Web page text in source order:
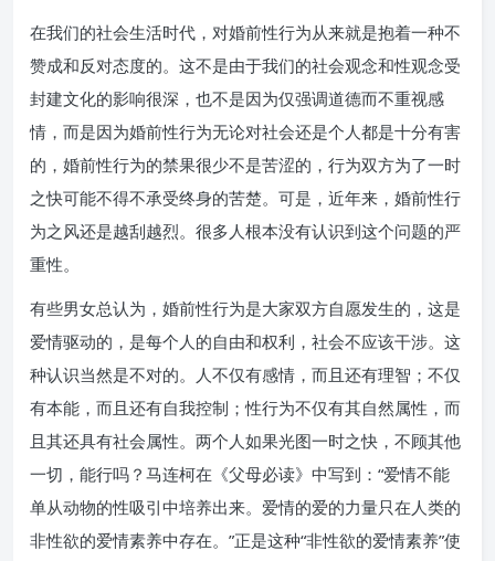
在我们的社会生活时代，对婚前性行为从来就是抱着一种不
赞成和反对态度的。这不是由于我们的社会观念和性观念受
封建文化的影响很深，也不是因为仅强调道德而不重视感
情，而是因为婚前性行为无论对社会还是个人都是十分有害
的，婚前性行为的禁果很少不是苦涩的，行为双方为了一时
之快可能不得不承受终身的苦楚。可是，近年来，婚前性行
为之风还是越刮越烈。很多人根本没有认识到这个问题的严
重性。
有些男女总认为，婚前性行为是大家双方自愿发生的，这是
爱情驱动的，是每个人的自由和权利，社会不应该干涉。这
种认识当然是不对的。人不仅有感情，而且还有理智；不仅
有本能，而且还有自我控制；性行为不仅有其自然属性，而
且其还具有社会属性。两个人如果光图一时之快，不顾其他
一切，能行吗？马连柯在《父母必读》中写到：“爱情不能
单从动物的性吸引中培养出来。爱情的爱的力量只在人类的
非性欲的爱情素养中存在。”正是这种“非性欲的爱情素养”使